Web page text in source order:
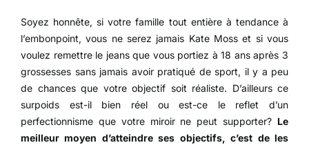
Soyez honnête, si votre famille tout entière à tendance à
l’embonpoint, vous ne serez jamais Kate Moss et si vous
voulez remettre le jeans que vous portiez à 18 ans après 3
grossesses sans jamais avoir pratiqué de sport, il y a peu
de chances que votre objectif soit réaliste. D’ailleurs ce
surpoids est-il bien réel ou est-ce le reflet d’un
perfectionnisme que votre miroir ne peut supporter? Le
meilleur moyen d’atteindre ses objectifs, c’est de les